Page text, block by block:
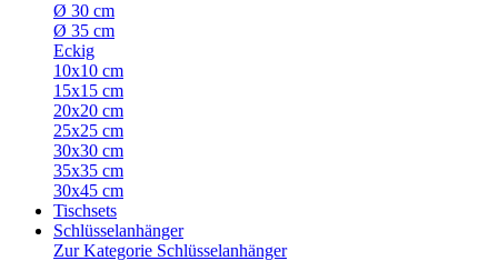
Ø 30 cm
Ø 35 cm
Eckig
10x10 cm
15x15 cm
20x20 cm
25x25 cm
30x30 cm
35x35 cm
30x45 cm
Tischsets
Schlüsselanhänger
Zur Kategorie Schlüsselanhänger